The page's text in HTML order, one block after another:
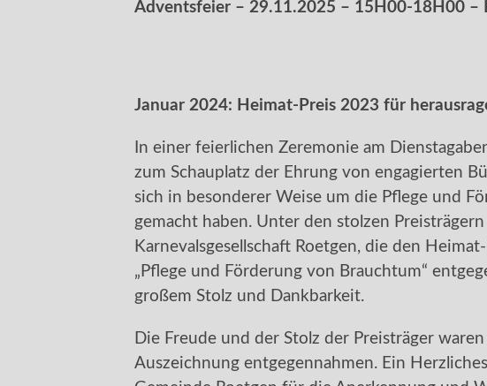
Adventsfeier – 29.11.2025 – 15H00-18H00 –
Januar 2024: Heimat-Preis 2023 für
In einer feierlichen Zeremonie am
zum Schauplatz der Ehrung von engagierten
sich in besonderer Weise um die Pflege und
gemacht haben. Unter den stolzen
Karnevalsgesellschaft Roetgen, die den
„Pflege und Förderung von Brauchtum“
großem Stolz und Dankbarkeit.
Die Freude und der Stolz der Preisträger
Auszeichnung entgegennahmen. Ein